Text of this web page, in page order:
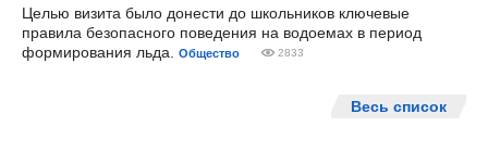
Целью визита было донести до школьников ключевые
правила безопасного поведения на водоемах в период
формирования льда.
Общество 2833
Весь список